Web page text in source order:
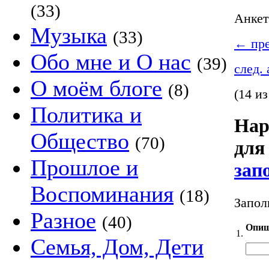
(33)
Музыка (33)
Обо мне и О нас (39)
О моём блоге (8)
Политика и
Общество (70)
Прошлое и
Воспоминания (18)
Разное (40)
Семья, Дом, Дети
←
след.
(14
1.